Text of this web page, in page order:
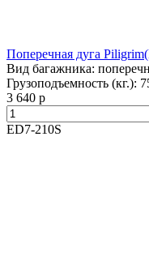
Поперечная дуга
Вид багажника:
Грузоподъемность (кг.):
3 640 р
ED7-210S